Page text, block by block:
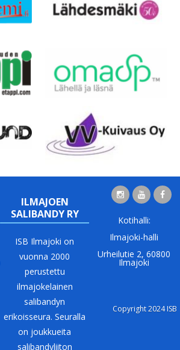
ILMAJOEN
SALIBANDY RY
ISB Ilmajoki on
vuonna 2000
perustettu
ilmajokelainen
salibandyn
erikoisseura. Seuralla
on joukkueita
salibandyliiton
Kotihalli:
Ilmajoki-halli
Urheilutie 2, 60800
Ilmajoki
Copyright 2024 ISB